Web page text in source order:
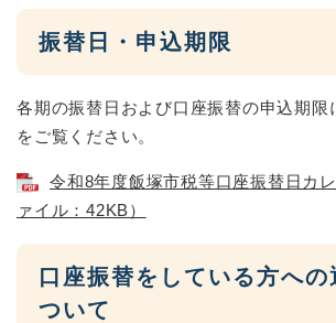
振替日・申込期限
各期の振替日および口座振替の申込期限
をご覧ください。
令和8年度飯塚市税等口座振替日カ
ァイル：42KB）
口座振替をしている方への
ついて